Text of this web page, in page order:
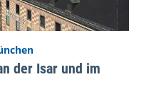
der Isar und im